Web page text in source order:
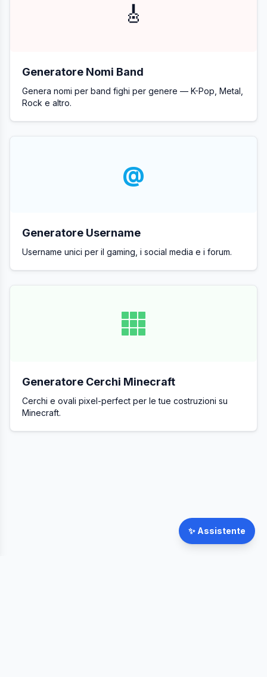
🎸
Generatore Nomi Band
Genera nomi per band fighi per genere — K-Pop, Metal,
Rock e altro.
@
Generatore Username
Username unici per il gaming, i social media e i forum.
Generatore Cerchi Minecraft
Cerchi e ovali pixel-perfect per le tue costruzioni su
Minecraft.
✨ Assistente